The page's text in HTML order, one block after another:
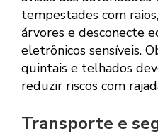
tempestades com
árvores e desconecte
eletrônicos sensíveis.
quintais e telhados
reduzir riscos com
Transporte e